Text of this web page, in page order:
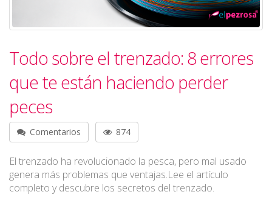
Todo sobre el trenzado: 8 errores
que te están haciendo perder
peces
Comentarios 874
El trenzado ha revolucionado la pesca, pero mal usado
genera más problemas que ventajas.Lee el artículo
completo y descubre los secretos del trenzado.